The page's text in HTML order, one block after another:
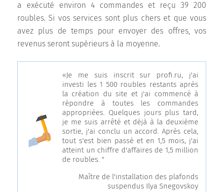
a exécuté environ 4 commandes et reçu 39 200
roubles. Si vos services sont plus chers et que vous
avez plus de temps pour envoyer des offres, vos
revenus seront supérieurs à la moyenne.
«Je me suis inscrit sur profi.ru, j'ai
investi les 1 500 roubles restants après
la création du site et j'ai commencé à
répondre à toutes les commandes
appropriées. Quelques jours plus tard,
je me suis arrêté et déjà à la deuxième
sortie, j'ai conclu un accord. Après cela,
tout s'est bien passé et en 1,5 mois, j'ai
atteint un chiffre d'affaires de 1,5 million
de roubles. "
Maître de l'installation des plafonds
suspendus Ilya Snegovskoy